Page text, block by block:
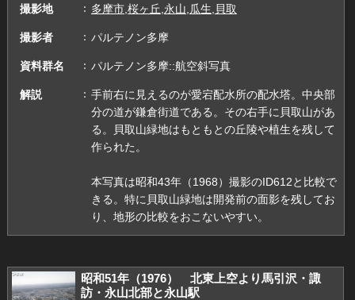
撮影地 多摩市,桜ヶ丘,永山,瓜生,貝取
撮影者 パルテノン多摩
資料群名 パルテノン多摩::航空斜写真
解説
手前右に見えるのが愛宕配水所の配水塔。中央部
分の道が鎌倉街道である。その右手に貝取山があ
る。貝取山緑地はもともとの丘陵や植生を残して
作られた。
本写真は昭和43年（1968）撮影のID612と比較で
きる。特に貝取山緑地は開発前の面影を残してお
り、地形の比較をおこないやすい。
昭和51年（1976） 北東上空より馬引沢・諏
訪・永山北部と永山駅